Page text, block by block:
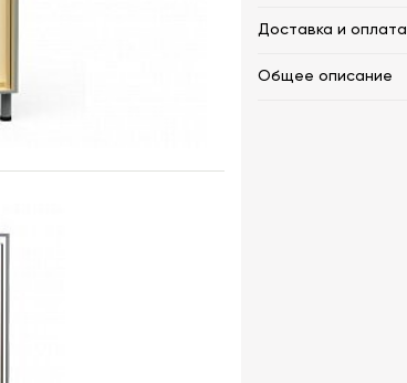
Доставка и оплата
Общее описание